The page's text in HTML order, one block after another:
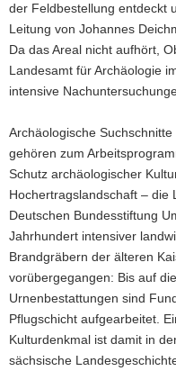
der Feldbestellung entdeckt
Leitung von Johannes
Da das Areal nicht aufhört,
Landesamt für Archäologie
intensive
Archäologische
gehören zum
Schutz archäologischer
Hochertragslandschaft – die
Deutschen Bundesstiftung
Jahrhundert intensiver
Brandgräbern der älteren
vorübergegangen: Bis auf
Urnenbestattungen sind
Pflugschicht aufgearbeitet.
Kulturdenkmal ist damit in
sächsische